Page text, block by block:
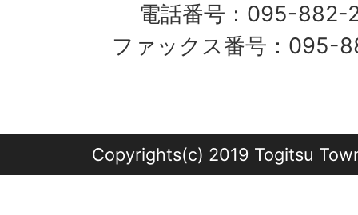
電話番号：095-
ファックス番号：095-
Copyrights(c) 2019 Togitsu